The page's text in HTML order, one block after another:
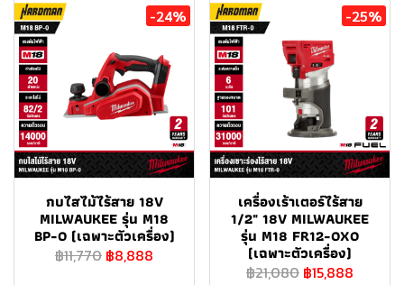
-24%
กบไสไม้ไร้สาย 18V
MILWAUKEE รุ่น M18
BP-0 (เฉพาะตัวเครื่อง)
฿11,770 ฿8,888
-25%
เครื่องเร้าเตอร์ไร้สาย
1/2" 18V MILWAUKEE
รุ่น M18 FR12-0X0
(เฉพาะตัวเครื่อง)
฿21,080 ฿15,888